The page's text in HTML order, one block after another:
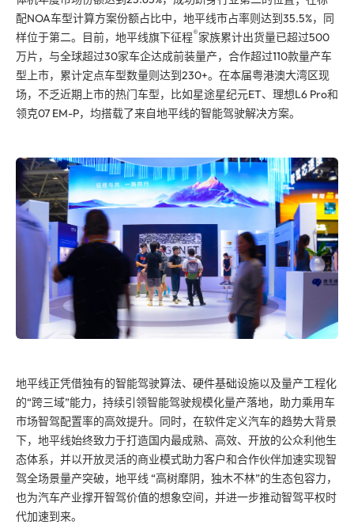
配NOA车型计算方案份额占比中，地平线市占率则达到35.5%，同
样位于第二。目前，地平线旗下征程®家族累计出货量已超过500
万片，与全球超过30家车企达成前装量产，合作超过110款量产车
型上市，累计定点车型数量则达到230+。在本届粤港澳大湾区现
场，不乏近期上市的热门车型，比如星途星纪元ET、理想L6 Pro和
领克07 EM-P，均搭载了来自地平线的智能驾驶解决方案。
地平线正凭借独有的智能驾驶算法、硬件基础设施以及量产工程化
的“跨三域”能力，持续引领智能驾驶规模化量产落地，助力乘用车
市场智驾配置率的高效提升。同时，在软件定义汽车的趋势大背景
下，地平线始终致力于打造国内最成熟、高效、开放的公众利他生
态体系，并以开放灵活的商业模式助力客户和合作伙伴加速实现智
驾全场景量产突破，地平线 “高树靡阴，独木不林”的生态包容力，
也为汽车产业撑开智驾价值的想象空间，并进一步推动智驾平权时
代加速到来。